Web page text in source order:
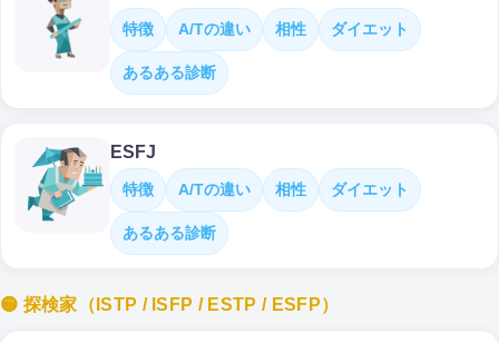
特徴 A/Tの違い 相性 ダイエット
あるある診断
ESFJ
特徴 A/Tの違い 相性 ダイエット
あるある診断
🟡 探検家（ISTP / ISFP / ESTP / ESFP）